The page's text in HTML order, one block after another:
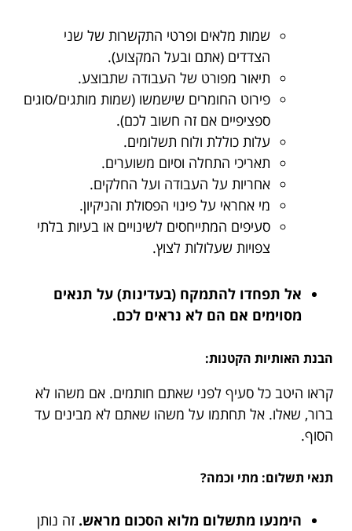
שמות מלאים ופרטי התקשרות של שני
הצדדים (אתם ובעל המקצוע).
תיאור מפורט של העבודה שתבוצע.
פירוט החומרים שישמשו (שמות מותגים/סוגים
ספציפיים אם זה חשוב לכם).
עלות כוללת ולוח תשלומים.
תאריכי התחלה וסיום משוערים.
אחריות על העבודה ועל החלקים.
מי אחראי על פינוי הפסולת והניקיון.
סעיפים המתייחסים לשינויים או בעיות בלתי
צפויות שעלולות לצוץ.
אל תפחדו להתמקח (בעדינות) על תנאים
מסוימים אם הם לא נראים לכם.
הבנת האותיות הקטנות:
קראו היטב כל סעיף לפני שאתם חותמים. אם משהו לא
ברור, שאלו. אל תחתמו על משהו שאתם לא מבינים עד
הסוף.
תנאי תשלום: מתי וכמה?
הימנעו מתשלום מלוא הסכום מראש. זה נותן